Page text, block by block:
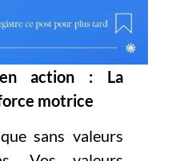
action : La
motrice
sans valeurs